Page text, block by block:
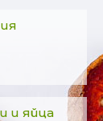
и яйца